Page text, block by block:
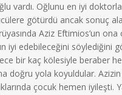
vardı. Oğlunu en iyi
götürdü ancak sonuç
Aziz Eftimios’un ona
iyi edebileceğini söylediğini
bir kaç kölesiyle beraber
doğru yola koyuldular. Azizin
çocuk hemen iyileşti.